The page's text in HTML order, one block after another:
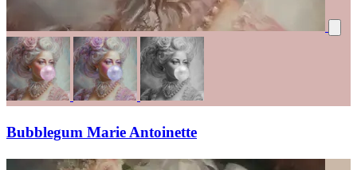
Bubblegum Marie Antoinette